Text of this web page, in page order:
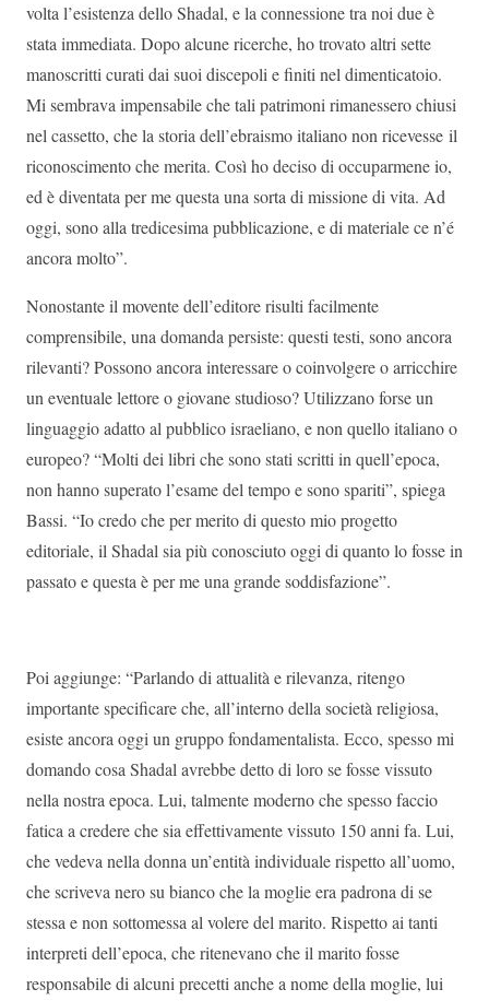
volta l’esistenza dello Shadal, e la connessione tra noi due è
stata immediata. Dopo alcune ricerche, ho trovato altri sette
manoscritti curati dai suoi discepoli e finiti nel dimenticatoio.
Mi sembrava impensabile che tali patrimoni rimanessero chiusi
nel cassetto, che la storia dell’ebraismo italiano non ricevesse il
riconoscimento che merita. Così ho deciso di occuparmene io,
ed è diventata per me questa una sorta di missione di vita. Ad
oggi, sono alla tredicesima pubblicazione, e di materiale ce n’é
ancora molto”.
Nonostante il movente dell’editore risulti facilmente
comprensibile, una domanda persiste: questi testi, sono ancora
rilevanti? Possono ancora interessare o coinvolgere o arricchire
un eventuale lettore o giovane studioso? Utilizzano forse un
linguaggio adatto al pubblico israeliano, e non quello italiano o
europeo? “Molti dei libri che sono stati scritti in quell’epoca,
non hanno superato l’esame del tempo e sono spariti”, spiega
Bassi. “Io credo che per merito di questo mio progetto
editoriale, il Shadal sia più conosciuto oggi di quanto lo fosse in
passato e questa è per me una grande soddisfazione”.
Poi aggiunge: “Parlando di attualità e rilevanza, ritengo
importante specificare che, all’interno della società religiosa,
esiste ancora oggi un gruppo fondamentalista. Ecco, spesso mi
domando cosa Shadal avrebbe detto di loro se fosse vissuto
nella nostra epoca. Lui, talmente moderno che spesso faccio
fatica a credere che sia effettivamente vissuto 150 anni fa. Lui,
che vedeva nella donna un’entità individuale rispetto all’uomo,
che scriveva nero su bianco che la moglie era padrona di se
stessa e non sottomessa al volere del marito. Rispetto ai tanti
interpreti dell’epoca, che ritenevano che il marito fosse
responsabile di alcuni precetti anche a nome della moglie, lui